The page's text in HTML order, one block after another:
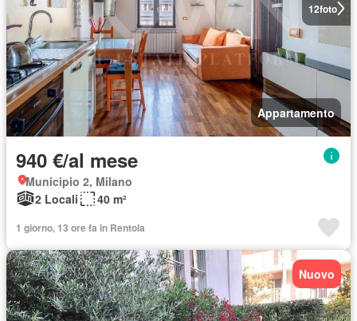
12foto
Appartamento
940 €/al mese
Municipio 2, Milano
2 Locali
40 m²
1 giorno, 13 ore fa in Rentola
Nuovo